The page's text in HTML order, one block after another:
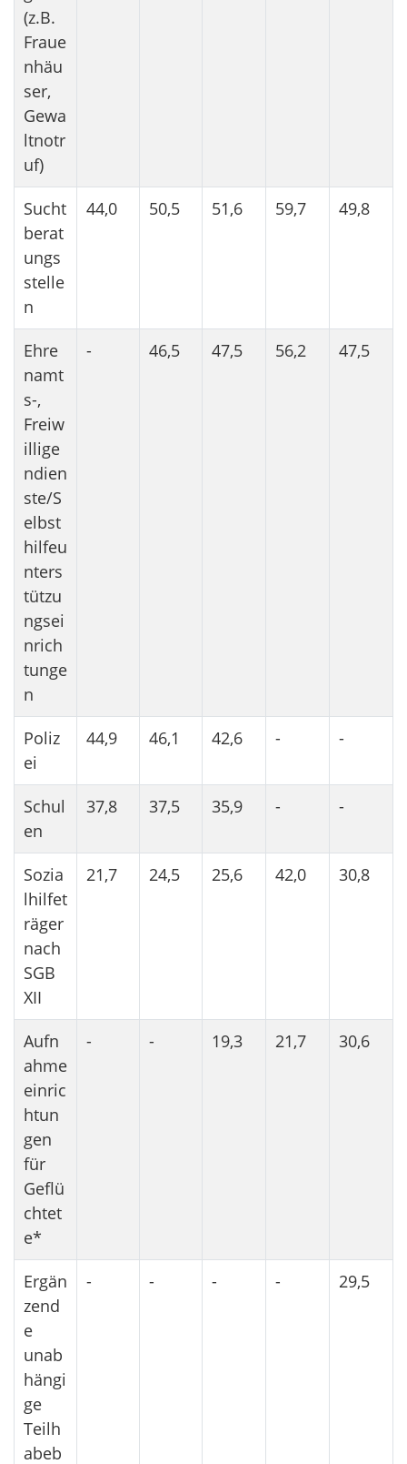
(z.B.
Fraue
nhäu
ser,
Gewa
ltnotr
uf)
Sucht
berat
ungs
stelle
n
44,0 50,5 51,6 59,7 49,8
Ehre
namt
s-,
Freiw
illige
ndien
ste/S
elbst
hilfeu
nters
tützu
ngsei
nrich
tunge
n
- 46,5 47,5 56,2 47,5
Poliz
ei
44,9 46,1 42,6 - -
Schul
en
37,8 37,5 35,9 - -
Sozia
lhilfet
räger
nach
SGB
XII
21,7 24,5 25,6 42,0 30,8
Aufn
ahme
einric
htun
gen
für
Geflü
chtet
e*
- - 19,3 21,7 30,6
Ergän
zend
e
unab
hängi
ge
Teilh
abeb
- - - - 29,5